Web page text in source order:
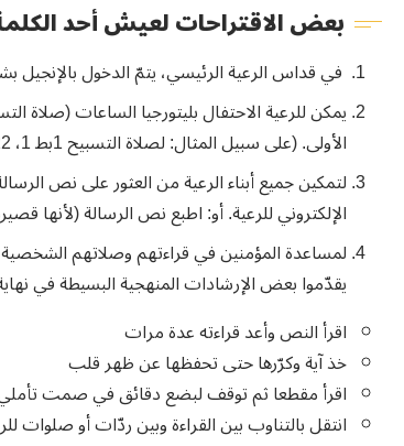
بعض الاقتراحات لعيش أحد
في قداس الرعية الرئيسي، يتمّ الدخول
يمكن للرعية الاحتفال بليتورجيا الساعات
الأولى. (على سبيل المثال: لصلاة التسبيح 1بط 1، 22-23؛ 2، 4-5 – لصلاة الغروب 1بط 3، 8-9؛ 3، 13-16)
لتمكين جميع أبناء الرعية من العثور على نص
الإلكتروني للرعية. أو: اطبع نص الرسالة (لأنها
لمساعدة المؤمنين في قراءتهم وصلاتهم
يقدّموا بعض الإرشادات المنهجية البسيطة في
اقرأ النص وأعد قراءته عدة مرات
خذ آية وكرّرها حتى تحفظها عن ظهر قلب
اقرأ مقطعا ثم توقف لبضع دقائق في صمت
انتقل بالتناوب بين القراءة وبين ردّات أو صلوات